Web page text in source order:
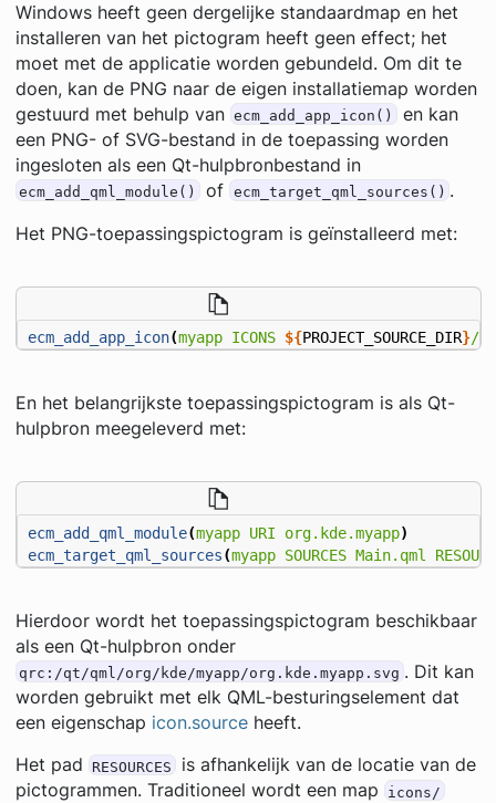
Windows heeft geen dergelijke standaardmap en het
installeren van het pictogram heeft geen effect; het
moet met de applicatie worden gebundeld. Om dit te
doen, kan de PNG naar de eigen installatiemap worden
gestuurd met behulp van ecm_add_app_icon()
en kan
een PNG- of SVG-bestand in de toepassing worden
ingesloten als een Qt-hulpbronbestand in
ecm_add_qml_module() of ecm_target_qml_sources() .
Het PNG-toepassingspictogram is geïnstalleerd met:
ecm_add_app_icon(myapp ICONS ${PROJECT_SOURCE_DIR}/
En het belangrijkste toepassingspictogram is als Qt-
hulpbron meegeleverd met:
ecm_add_qml_module(myapp URI org.kde.myapp)
ecm_target_qml_sources(myapp SOURCES Main.qml
Hierdoor wordt het toepassingspictogram beschikbaar
als een Qt-hulpbron onder
qrc:/qt/qml/org/kde/myapp/org.kde.myapp.svg . Dit kan
worden gebruikt met elk QML-besturingselement dat
een eigenschap icon.sourceheeft.
Het pad RESOURCES
is afhankelijk van de locatie van de
pictogrammen. Traditioneel wordt een map
icons/